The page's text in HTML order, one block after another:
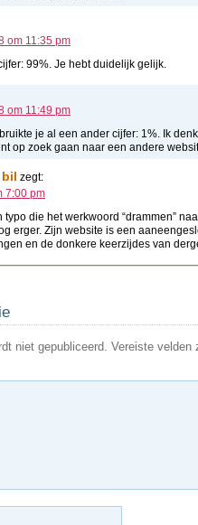
om 11:35 pm
99%. Je hebt duidelijk gelijk.
om 11:49 pm
je al een ander cijfer: 1%. Ik
op zoek gaan naar een andere
zegt:
7:00 pm
typo die het werkwoord “drammen”
erger. Zijn website is een
en de donkere keerzijdes van
niet gepubliceerd. Vereiste velden